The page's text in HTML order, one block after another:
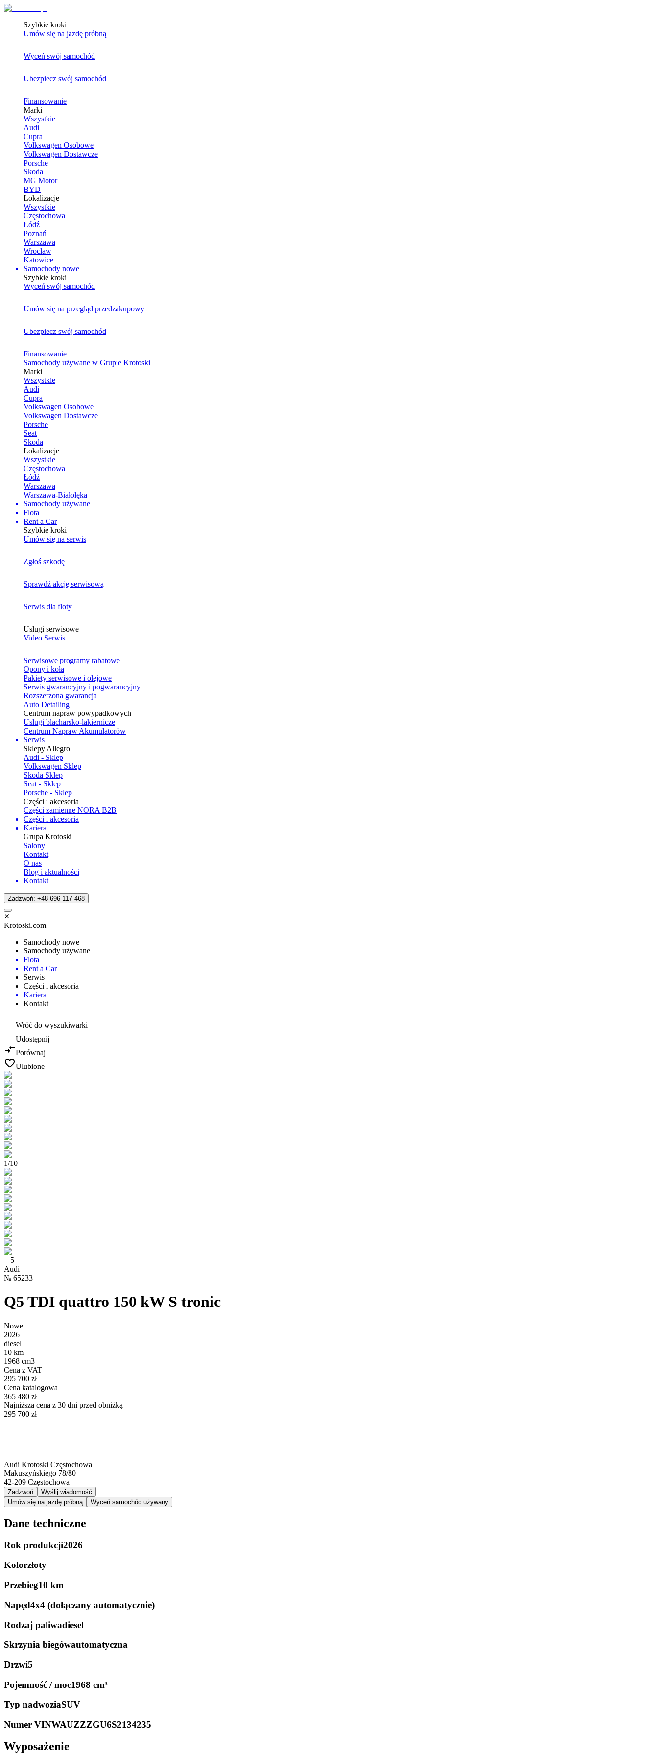
Szybkie kroki
Umów się na jazdę próbną
Wyceń swój samochód
Ubezpiecz swój samochód
Finansowanie
Marki
Wszystkie
Audi
Cupra
Volkswagen Osobowe
Volkswagen Dostawcze
Porsche
Skoda
MG Motor
BYD
Lokalizacje
Wszystkie
Częstochowa
Łódź
Poznań
Warszawa
Wrocław
Katowice
Samochody nowe
Szybkie kroki
Wyceń swój samochód
Umów się na przegląd przedzakupowy
Ubezpiecz swój samochód
Finansowanie
Samochody używane w Grupie Krotoski
Marki
Wszystkie
Audi
Cupra
Volkswagen Osobowe
Volkswagen Dostawcze
Porsche
Seat
Skoda
Lokalizacje
Wszystkie
Częstochowa
Łódź
Warszawa
Warszawa-Białołęka
Samochody używane
Flota
Rent a Car
Szybkie kroki
Umów się na serwis
Zgłoś szkodę
Sprawdź akcję serwisową
Serwis dla floty
Usługi serwisowe
Video Serwis
Serwisowe programy rabatowe
Opony i koła
Pakiety serwisowe i olejowe
Serwis gwarancyjny i pogwarancyjny
Rozszerzona gwarancja
Auto Detailing
Centrum napraw powypadkowych
Usługi blacharsko-lakiernicze
Centrum Napraw Akumulatorów
Serwis
Sklepy Allegro
Audi - Sklep
Volkswagen Sklep
Skoda Sklep
Seat - Sklep
Porsche - Sklep
Części i akcesoria
Części zamienne NORA B2B
Części i akcesoria
Kariera
Grupa Krotoski
Salony
Kontakt
O nas
Blog i aktualności
Kontakt
Zadzwoń: +48 696 117 468
Krotoski.com
Samochody nowe
Samochody używane
Flota
Rent a Car
Serwis
Części i akcesoria
Kariera
Kontakt
Wróć do wyszukiwarki
Udostępnij
Porównaj
Ulubione
1/10
+ 5
Audi
№ 65233
Q5 TDI quattro 150 kW S tronic
Nowe
2026
diesel
10 km
1968 cm3
Cena z VAT
295 700 zł
Cena katalogowa
365 480 zł
Najniższa cena z 30 dni przed obniżką
295 700 zł
Audi Krotoski Częstochowa
Makuszyńskiego 78/80
42-209 Częstochowa
Zadzwoń
Wyślij wiadomość
Umów się na jazdę próbną
Wyceń samochód używany
Dane techniczne
Rok produkcji2026
Kolorzłoty
Przebieg10 km
Napęd4x4 (dołączany automatycznie)
Rodzaj paliwadiesel
Skrzynia biegówautomatyczna
Drzwi5
Pojemność / moc1968 cm³
Typ nadwoziaSUV
Numer VINWAUZZZGU6S2134235
Wyposażenie